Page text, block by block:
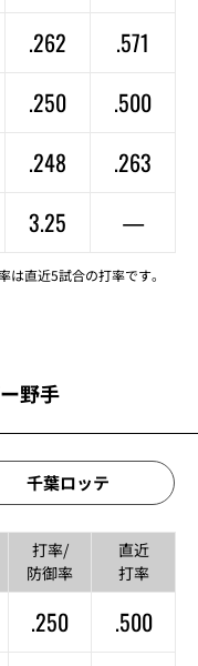
.262
.571
.250
.500
.248
.263
3.25 —
は直近5試合の打率です。
野手
千葉ロッテ
打率/
防御率
直近
打率
.250 .500